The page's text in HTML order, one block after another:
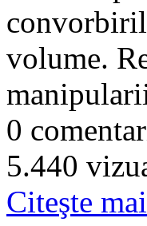
volume.
0
5.440
Citeşte